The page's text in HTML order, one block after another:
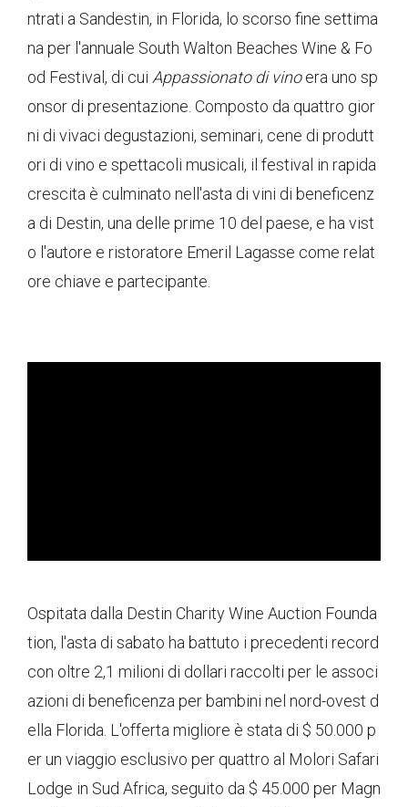
ntrati a Sandestin, in Florida, lo scorso fine settima
na per l'annuale South Walton Beaches Wine & Fo
od Festival, di cui Appassionato di vinoera uno sp
onsor di presentazione. Composto da quattro gior
ni di vivaci degustazioni, seminari, cene di produtt
ori di vino e spettacoli musicali, il festival in rapida
crescita è culminato nell'asta di vini di beneficenz
a di Destin, una delle prime 10 del paese, e ha vist
o l'autore e ristoratore Emeril Lagasse come relat
ore chiave e partecipante.
Ospitata dalla Destin Charity Wine Auction Founda
tion, l'asta di sabato ha battuto i precedenti record
con oltre 2,1 milioni di dollari raccolti per le associ
azioni di beneficenza per bambini nel nord-ovest d
ella Florida. L'offerta migliore è stata di $ 50.000 p
er un viaggio esclusivo per quattro al Molori Safari
Lodge in Sud Africa, seguito da $ 45.000 per Magn